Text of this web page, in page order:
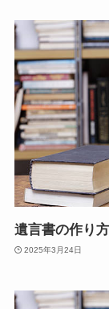
遺言書の作り
2025年3月24日